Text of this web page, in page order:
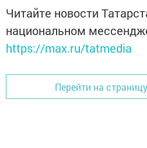
Читайте новости
национальном
https://max.ru/tatmedia
Перейти на